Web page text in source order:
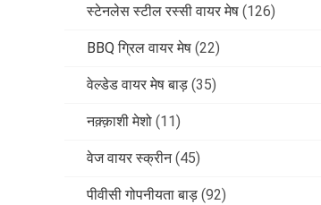
स्टेनलेस स्टील रस्सी वायर मेष (126)
BBQ ग्रिल वायर मेष (22)
वेल्डेड वायर मेष बाड़ (35)
नक़्क़ाशी मेशो (11)
वेज वायर स्क्रीन (45)
पीवीसी गोपनीयता बाड़ (92)